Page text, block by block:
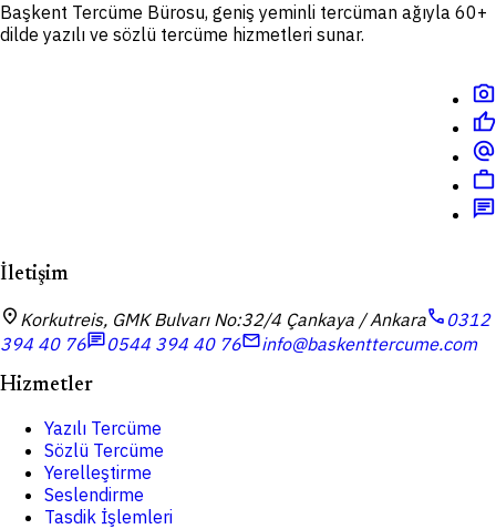
Başkent Tercüme Bürosu, geniş yeminli tercüman ağıyla 60+
dilde yazılı ve sözlü tercüme hizmetleri sunar.
photo_camera
thumb_up
alternate_email
work
chat
İletişim
location_on Korkutreis, GMK Bulvarı No:32/4 Çankaya / Ankaracall 0312
394 40 76chat0544 394 40 76mailinfo@baskenttercume.com
Hizmetler
Yazılı Tercüme
Sözlü Tercüme
Yerelleştirme
Seslendirme
Tasdik İşlemleri